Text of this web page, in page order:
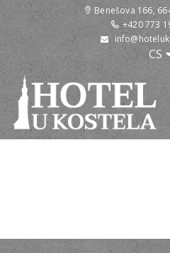
Benešova 166,
+420 773
:CS